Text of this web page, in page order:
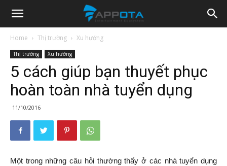
Appota
News
Home Thị trường Xu hướng
Thị trường Xu hướng
5 cách giúp bạn thuyết phục
hoàn toàn nhà tuyển dụng
11/10/2016
Một trong những câu hỏi thường thấy ở các nhà tuyển dụng